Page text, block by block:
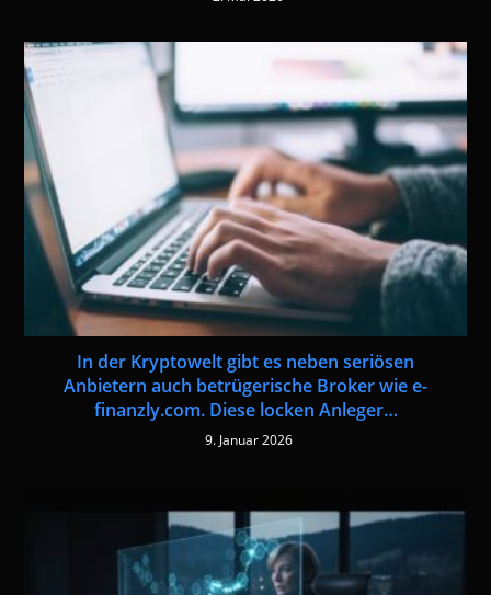
In der Kryptowelt gibt es neben seriösen
Anbietern auch betrügerische Broker wie e-
finanzly.com. Diese locken Anleger…
9. Januar 2026